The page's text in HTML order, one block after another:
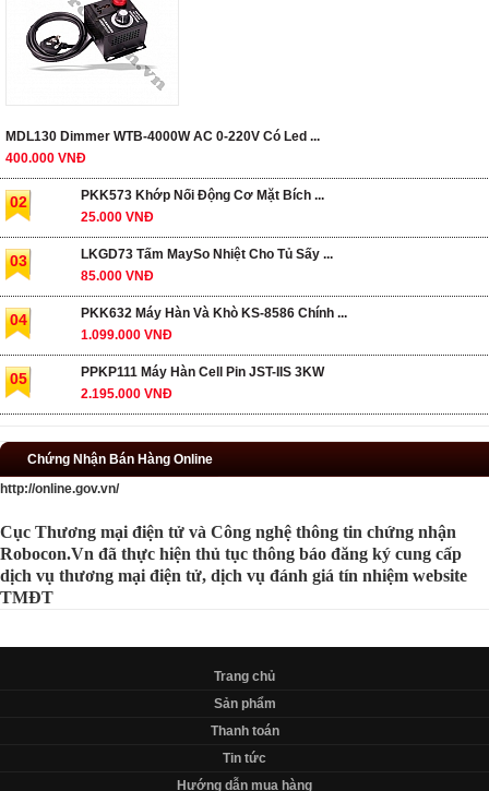
MDL130 Dimmer WTB-4000W AC 0-220V Có Led ...
400.000 VNĐ
02
PKK573 Khớp Nối Động Cơ Mặt Bích ...
25.000 VNĐ
03
LKGD73 Tấm MaySo Nhiệt Cho Tủ Sấy ...
85.000 VNĐ
04
PKK632 Máy Hàn Và Khò KS-8586 Chính ...
1.099.000 VNĐ
05
PPKP111 Máy Hàn Cell Pin JST-IIS 3KW
2.195.000 VNĐ
Chứng Nhận Bán Hàng Online
http://online.gov.vn/
Cục Thương mại điện tử và Công nghệ thông tin chứng nhận
Robocon.Vn đã thực hiện thủ tục thông báo đăng ký cung cấp
dịch vụ thương mại điện tử, dịch vụ đánh giá tín nhiệm website
TMĐT
Trang chủ
Sản phẩm
Thanh toán
Tin tức
Hướng dẫn mua hàng